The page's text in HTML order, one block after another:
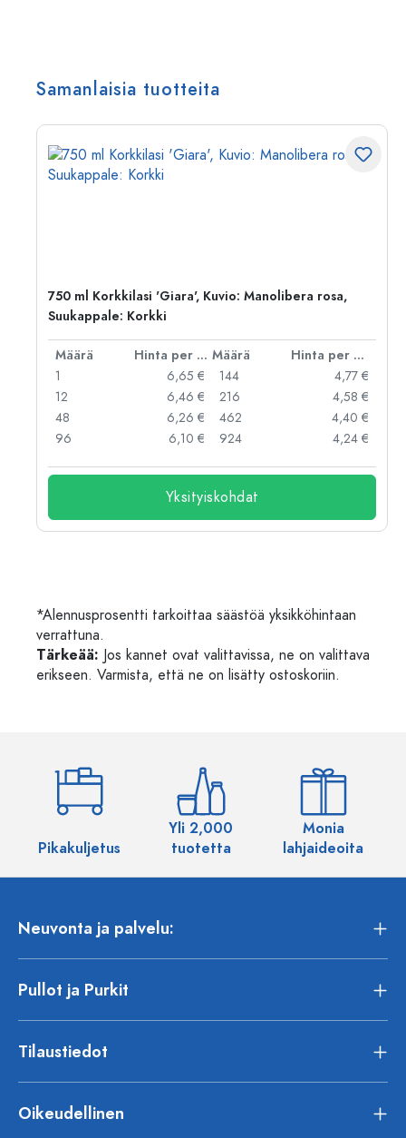
Samanlaisia tuotteita
750 ml Korkkilasi 'Giara', Kuvio: Manolibera rosa,
Suukappale: Korkki
Määrä Hinta per kpl Määrä
Hinta per kpl
1
6,65 €
12
6,46 €
48
6,26 €
96
6,10 €
144
4,77 €
216
4,58 €
462
4,40 €
924
4,24 €
Yksityiskohdat
*Alennusprosentti tarkoittaa säästöä yksikköhintaan
verrattuna.
Tärkeää: Jos kannet ovat valittavissa, ne on valittava
erikseen. Varmista, että ne on lisätty ostoskoriin.
Pikakuljetus
Yli 2,000
tuotetta
Monia
lahjaideoita
Neuvonta ja palvelu:
Pullot ja Purkit
Tilaustiedot
Oikeudellinen